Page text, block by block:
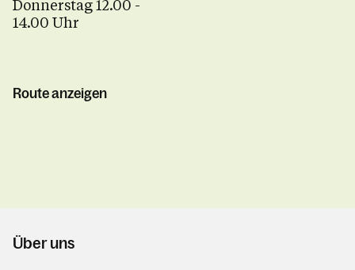
Donnerstag 12.00 -
14.00 Uhr
Route anzeigen
Über uns